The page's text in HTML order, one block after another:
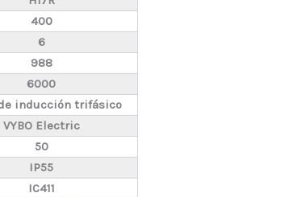
400
6
988
6000
inducción trifásico
VYBO Electric
50
IP55
IC411